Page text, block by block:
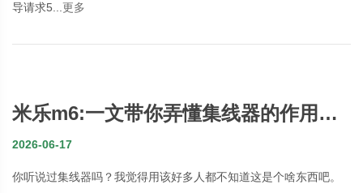
导请求5... 更多
米乐m6:一文带你弄懂集线器的作用快
来看看吧
2026-06-17
你听说过集线器吗？我觉得用该好多人都不知道这是个啥东西吧。